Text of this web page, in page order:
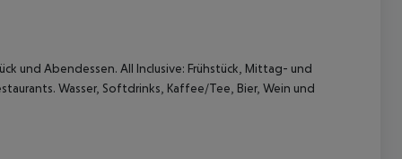
und Abendessen. All Inclusive: Frühstück, Mittag- und
Wasser, Softdrinks, Kaffee/Tee, Bier, Wein und